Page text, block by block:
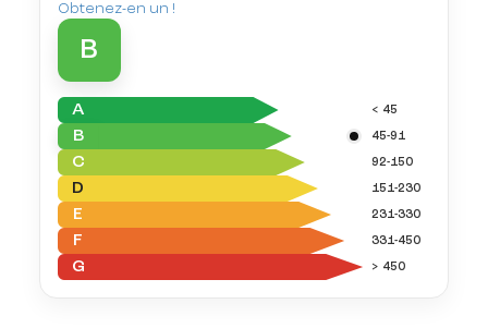
Obtenez-en un !
B
A < 45
B 45-91
C 92-150
D 151-230
E 231-330
F 331-450
G > 450